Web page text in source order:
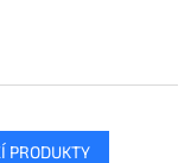
PRODUKTY